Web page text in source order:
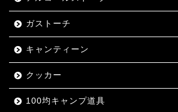
ガストーチ
キャンティーン
クッカー
100均キャンプ道具